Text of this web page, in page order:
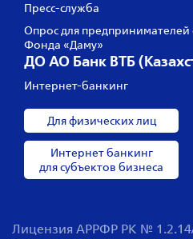
Пресс‑служба
Опрос для предпринимателей
Фонда «Даму»
ДО АО Банк ВТБ
Интернет-банкинг
Для физических лиц
Интернет банкинг
для субъектов бизнеса
Лицензия АРРФР РК № 1.2.14/